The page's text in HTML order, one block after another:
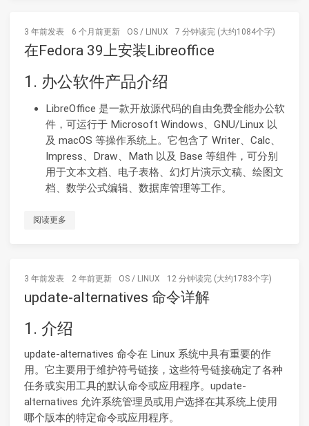
3 年前发表 6 个月前更新 OS / LINUX 7 分钟读完 (大约1084个字)
在Fedora 39上安装Libreoffice
1. 办公软件产品介绍
LibreOffice 是一款开放源代码的自由免费全能办公软
件，可运行于 Microsoft Windows、GNU/Linux 以
及 macOS 等操作系统上。它包含了 Writer、Calc、
Impress、Draw、Math 以及 Base 等组件，可分别
用于文本文档、电子表格、幻灯片演示文稿、绘图文
档、数学公式编辑、数据库管理等工作。
阅读更多
3 年前发表 2 年前更新 OS / LINUX 12 分钟读完 (大约1783个字)
update-alternatives 命令详解
1. 介绍
update-alternatives 命令在 Linux 系统中具有重要的作
用。它主要用于维护符号链接，这些符号链接确定了各种
任务或实用工具的默认命令或应用程序。update-
alternatives 允许系统管理员或用户选择在其系统上使用
哪个版本的特定命令或应用程序。